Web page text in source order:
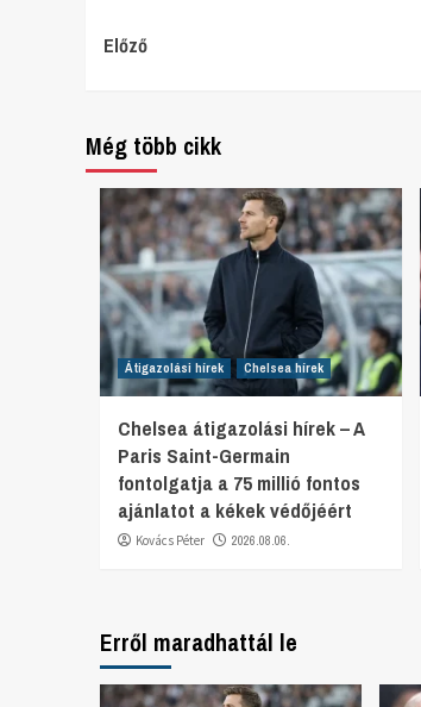
Continue
Előző
Még több cikk
Átigazolási hírek Chelsea hírek
Chelsea átigazolási hírek – A
Paris Saint-Germain
fontolgatja a 75 millió fontos
ajánlatot a kékek védőjéért
Kovács Péter 2026.08.06.
Erről maradhattál le